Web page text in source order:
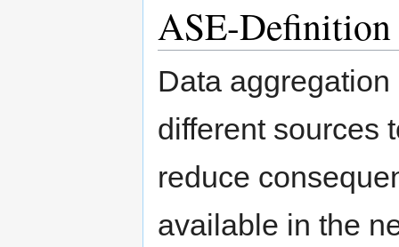
ASE-
Data
different sources
reduce
available in the